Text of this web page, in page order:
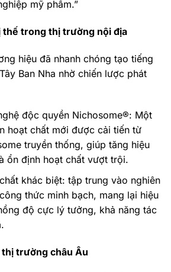
mỹ phẩm.”
thế trong thị trường nội địa
hiệu đã nhanh chóng tạo tiếng
Ban Nha nhờ chiến lược phát
độc quyền Nichosome®: Một
hoạt chất mới được cải tiến từ
truyền thống, giúp tăng hiệu
ổn định hoạt chất vượt trội.
khác biệt: tập trung vào nghiên
thức minh bạch, mang lại hiệu
độ cực lý tưởng, khả năng tác
trường châu Âu